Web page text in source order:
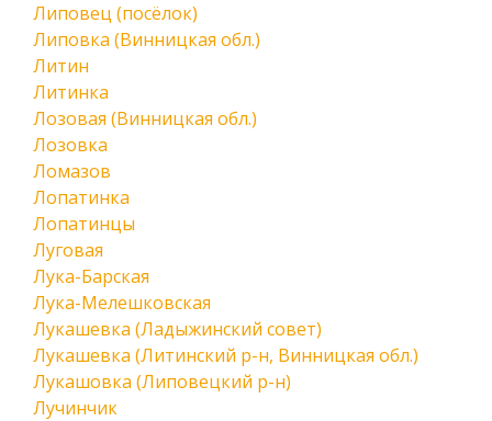
Липовец (посёлок)
Липовка (Винницкая обл.)
Литин
Литинка
Лозовая (Винницкая обл.)
Лозовка
Ломазов
Лопатинка
Лопатинцы
Луговая
Лука-Барская
Лука-Мелешковская
Лукашевка (Ладыжинский совет)
Лукашевка (Литинский р-н, Винницкая обл.)
Лукашовка (Липовецкий р-н)
Лучинчик